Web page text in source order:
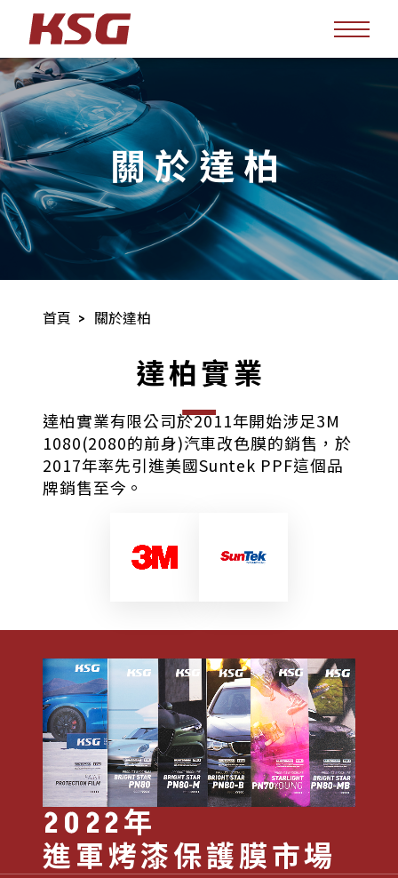
關於達柏
首頁 關於達柏
達柏實業
達柏實業有限公司於2011年開始涉足3M
1080(2080的前身)汽車改色膜的銷售，於
2017年率先引進美國Suntek PPF這個品
牌銷售至今。
2022年
進軍烤漆保護膜市場